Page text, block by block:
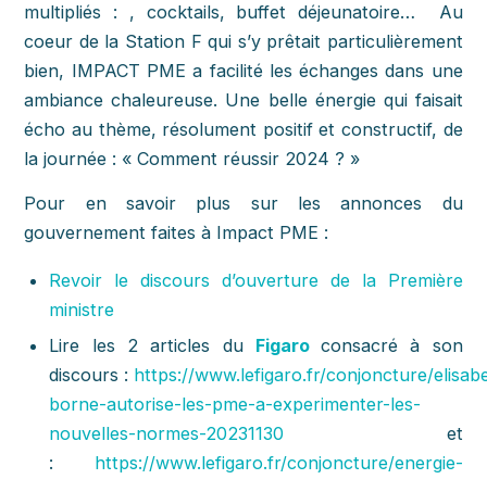
multipliés : , cocktails, buffet déjeunatoire… Au
coeur de la Station F qui s’y prêtait particulièrement
bien, IMPACT PME a facilité les échanges dans une
ambiance chaleureuse. Une belle énergie qui faisait
écho au thème, résolument positif et constructif, de
la journée : « Comment réussir 2024 ? »
Pour en savoir plus sur les annonces du
gouvernement faites à Impact PME :
Revoir le discours d’ouverture de la Première
ministre
Lire les 2 articles du Figaroconsacré à son
discours : https://www.lefigaro.fr/conjoncture/
borne-autorise-les-pme-a-experimenter-les-
nouvelles-normes-20231130 et
: https://www.lefigaro.fr/conjoncture/energie-